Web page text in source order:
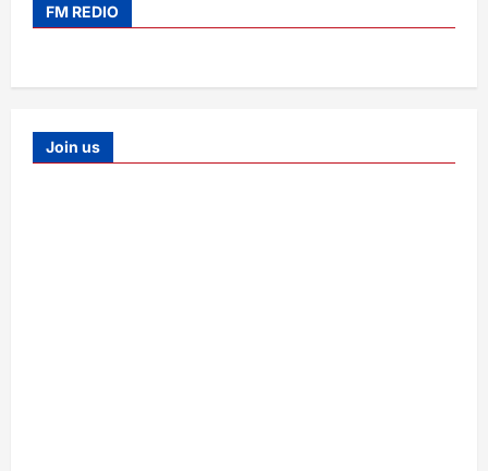
FM REDIO
Join us